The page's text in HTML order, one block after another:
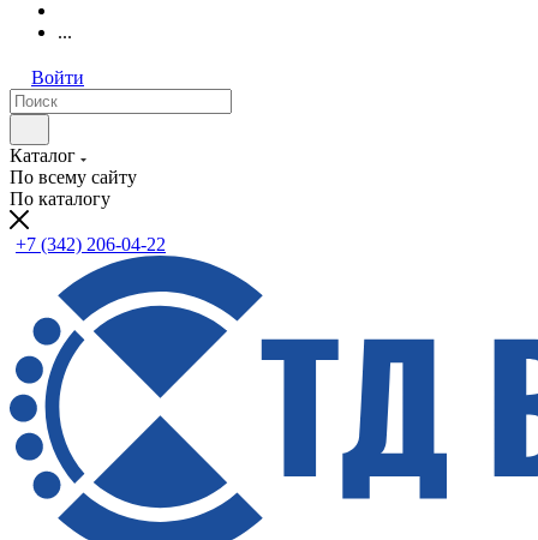
...
Войти
Каталог
По всему сайту
По каталогу
+7 (342) 206-04-22